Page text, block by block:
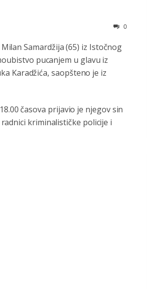
0
Milan Samardžija (65) iz Istočnog
pucanjem u glavu iz
Karadžića, saopšteno je iz
časova prijavio je njegov sin
kriminalističke policije i